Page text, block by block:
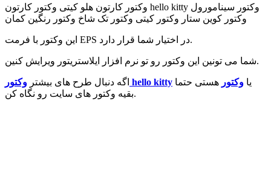
وکتور کارتون هلو کیتی وکتور کارتون hello kitty وکتور سینامورول
وکتور کوین ستار وکتور کیتی وکتور تک شاخ وکتور رنگین کمان
این وکتور با فرمت EPS در اختیار شما قرار دارد.
شما می تونین این وکتور رو تو نرم افزار ایلاستریتور ویرایش کنین.
اگه دنبال طرح های بیشتر وکتور hello kitty یا وکتور هستی حتما
بقیه وکتور های سایت رو نگاه کن.